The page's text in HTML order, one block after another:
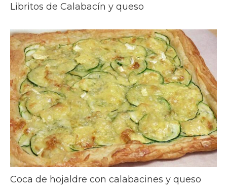
Libritos de Calabacín y queso
Coca de hojaldre con calabacines y queso